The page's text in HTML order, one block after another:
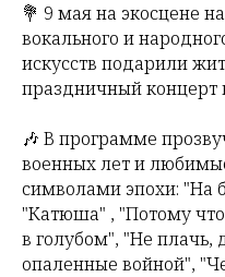
💐 9 мая на экосцене
вокального и
искусств подарили
праздничный концерт
🎶 В программе
военных лет и
символами эпохи: "На
"Катюша" , "Потому
в голубом", "Не
опаленные войной",